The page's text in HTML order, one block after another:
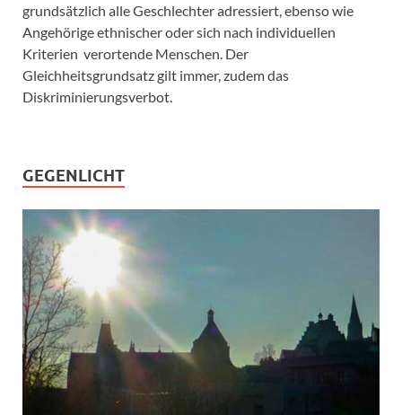
grundsätzlich alle Geschlechter adressiert, ebenso wie
Angehörige ethnischer oder sich nach individuellen
Kriterien verortende Menschen. Der
Gleichheitsgrundsatz gilt immer, zudem das
Diskriminierungsverbot.
GEGENLICHT